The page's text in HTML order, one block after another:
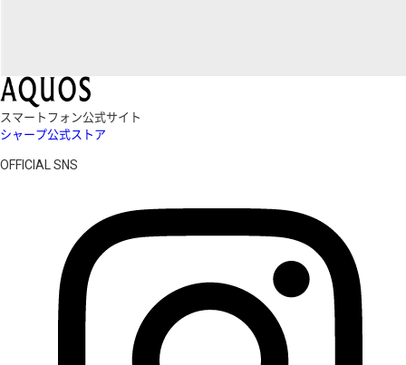
スマートフォン公式サイト
シャープ公式ストア
OFFICIAL SNS